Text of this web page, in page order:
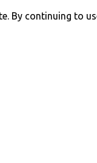
By continuing to